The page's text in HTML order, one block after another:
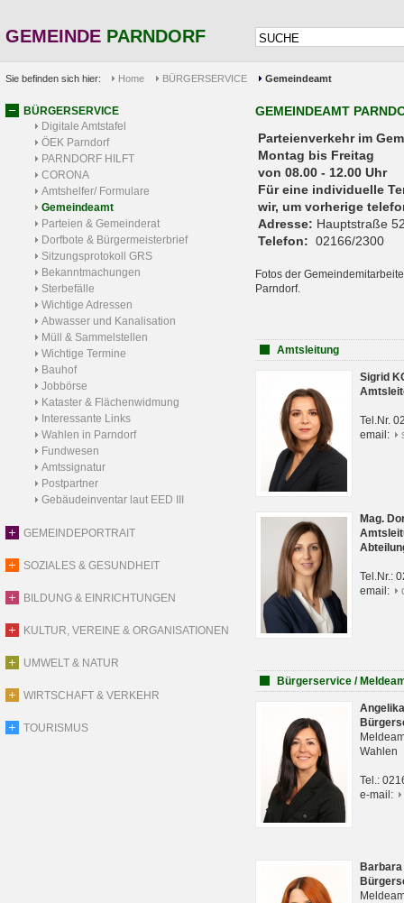
GEMEINDE PARNDORF
Sie befinden sich hier: Home BÜRGERSERVICE Gemeindeamt
BÜRGERSERVICE
Digitale Amtstafel
ÖEK Parndorf
PARNDORF HILFT
CORONA
Amtshelfer/ Formulare
Gemeindeamt
Parteien & Gemeinderat
Dorfbote & Bürgermeisterbrief
Sitzungsprotokoll GRS
Bekanntmachungen
Sterbefälle
Wichtige Adressen
Abwasser und Kanalisation
Müll & Sammelstellen
Wichtige Termine
Bauhof
Jobbörse
Kataster & Flächenwidmung
Interessante Links
Wahlen in Parndorf
Fundwesen
Amtssignatur
Postpartner
Gebäudeinventar laut EED III
GEMEINDEPORTRAIT
SOZIALES & GESUNDHEIT
BILDUNG & EINRICHTUNGEN
KULTUR, VEREINE & ORGANISATIONEN
UMWELT & NATUR
WIRTSCHAFT & VERKEHR
TOURISMUS
GEMEINDEAMT
Parteienverkehr
Montag bis Freitag
von 08.00 - 12.00 Uhr
Für eine individuelle
wir, um vorherige
Adresse: Hauptstraße
Telefon: 02166/2300
Fotos der
Parndorf.
Amtsleitung
Sigrid
Tel.Nr.
email:
Mag.
Tel.Nr.:
email:
Bürgerservice /
Wahlen
Tel.:
e-mail: